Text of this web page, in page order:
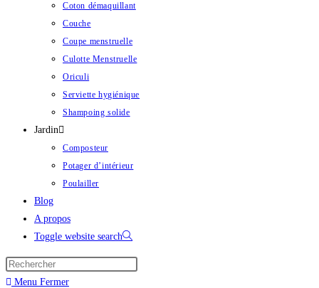
Coton démaquillant
Couche
Coupe menstruelle
Culotte Menstruelle
Oriculi
Serviette hygiénique
Shampoing solide
Jardin
Composteur
Potager d’intérieur
Poulailler
Blog
A propos
Toggle website search
Menu Fermer